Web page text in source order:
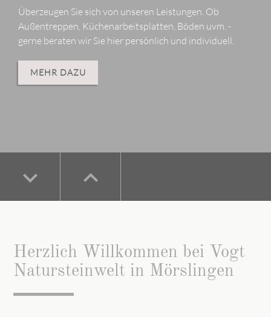
Überzeugen Sie sich von unseren Leistungen. Ob
Außentreppen, Küchenarbeitsplatten, Böden uvm. -
gerne beraten wir Sie hier persönlich und individuell.
MEHR DAZU
keyboard_arrow_down keyboard_arrow_up
MEHR DAZU
MEHR DAZU
Herzlich Willkommen bei Vogt
Natursteinwelt in Mörslingen